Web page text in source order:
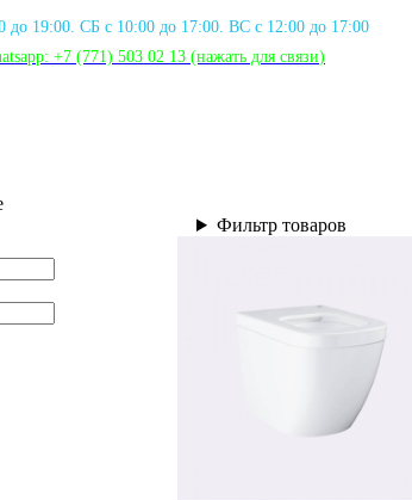
до 19:00. СБ с 10:00 до 17:00. ВС с 12:00 до 17:00
+7 (771) 503 02 13 (нажать для связи)
Фильтр товаров